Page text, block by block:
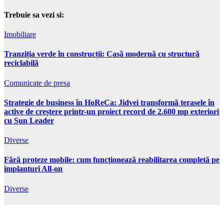
Trebuie sa vezi si:
Imobiliare
Tranziția verde în construcții: Casă modernă cu structură
reciclabilă
Comunicate de presa
Strategie de business în HoReCa: Jidvei transformă terasele în
active de creștere printr-un proiect record de 2.600 mp exteriori
cu Sun Leader
Diverse
Fără proteze mobile: cum funcționează reabilitarea completă pe
implanturi All-on
Diverse